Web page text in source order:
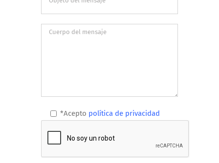
*Acepto política de privacidad